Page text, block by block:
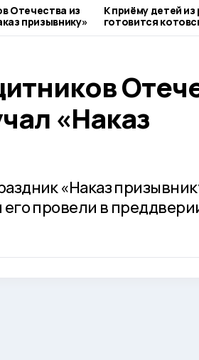
Отечества из
призывнику»
К приёму детей из
готовится
«Наказ
«Наказ
провели в